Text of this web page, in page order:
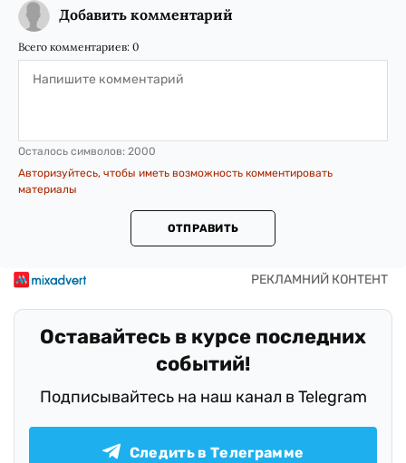
Добавить комментарий
Всего комментариев: 0
Осталось символов: 2000
Авторизуйтесь, чтобы иметь возможность комментировать
материалы
ОТПРАВИТЬ
Оставайтесь в курсе последних
событий!
Подписывайтесь на наш канал в Telegram
Следить в Телеграмме